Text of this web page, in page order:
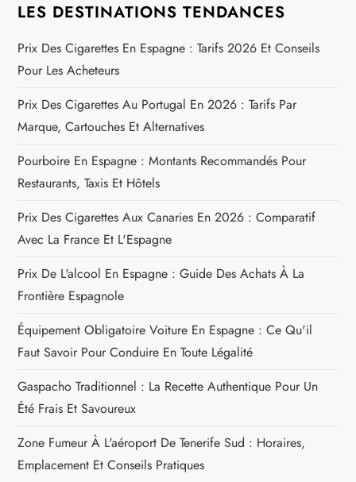
o
n
d
e
l
’
a
r
t
i
c
l
e
LES DESTINATIONS TENDANCES
Prix Des Cigarettes En Espagne : Tarifs 2026 Et Conseils
Pour Les Acheteurs
Prix Des Cigarettes Au Portugal En 2026 : Tarifs Par
Marque, Cartouches Et Alternatives
Pourboire En Espagne : Montants Recommandés Pour
Restaurants, Taxis Et Hôtels
Prix Des Cigarettes Aux Canaries En 2026 : Comparatif
Avec La France Et L'Espagne
Prix De L'alcool En Espagne : Guide Des Achats À La
Frontière Espagnole
Équipement Obligatoire Voiture En Espagne : Ce Qu'il
Faut Savoir Pour Conduire En Toute Légalité
Gaspacho Traditionnel : La Recette Authentique Pour Un
Été Frais Et Savoureux
Zone Fumeur À L'aéroport De Tenerife Sud : Horaires,
Emplacement Et Conseils Pratiques